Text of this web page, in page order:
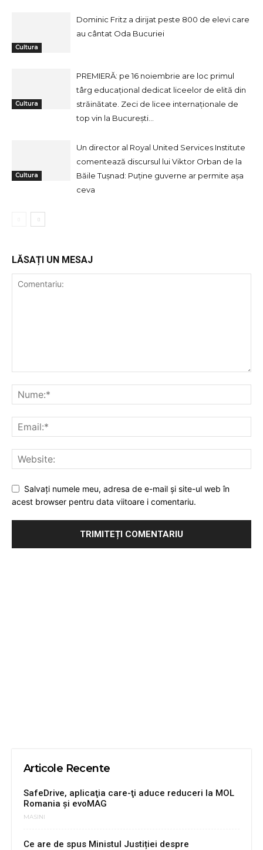
Cultura
Dominic Fritz a dirijat peste 800 de elevi care
au cântat Oda Bucuriei
Cultura
PREMIERĂ: pe 16 noiembrie are loc primul
târg educațional dedicat liceelor de elită din
străinătate. Zeci de licee internaționale de
top vin la București...
Cultura
Un director al Royal United Services Institute
comentează discursul lui Viktor Orban de la
Băile Tușnad: Puține guverne ar permite așa
ceva
LĂSAȚI UN MESAJ
Salvați numele meu, adresa de e-mail și site-ul web în
acest browser pentru data viitoare i comentariu.
Articole Recente
SafeDrive, aplicaţia care-ţi aduce reduceri la MOL
Romania şi evoMAG
MASINI
Ce are de spus Ministul Justiției despre